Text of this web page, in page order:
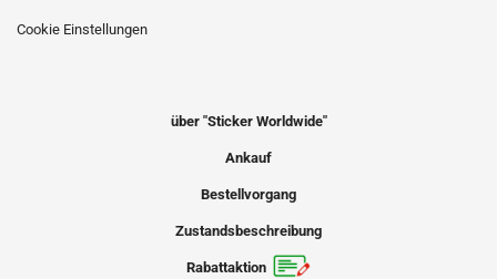
Cookie Einstellungen
über "Sticker Worldwide"
Ankauf
Bestellvorgang
Zustandsbeschreibung
Rabattaktion